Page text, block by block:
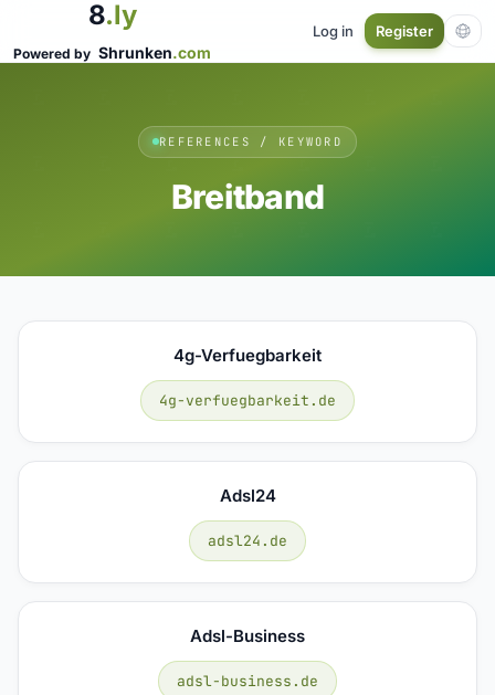
8.ly
Powered by Shrunken.com
Log in Register
REFERENCES / KEYWORD
Breitband
4g-Verfuegbarkeit
4g-verfuegbarkeit.de
Adsl24
adsl24.de
Adsl-Business
adsl-business.de